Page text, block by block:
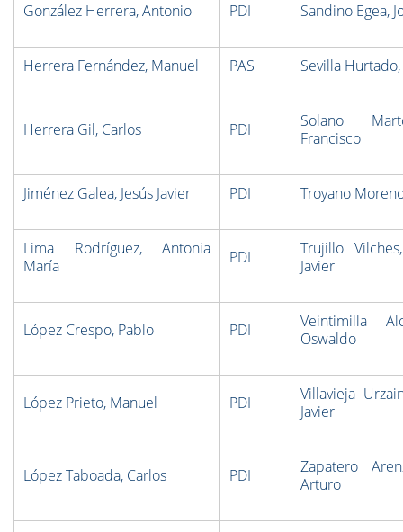
González Herrera, Antonio PDI Sandino Egea,
Herrera Fernández, Manuel PAS Sevilla
Herrera Gil, Carlos PDI
Solano
Francisco
Jiménez Galea, Jesús Javier PDI Troyano
Lima Rodríguez, Antonia
María
PDI
Trujillo
Javier
López Crespo, Pablo PDI
Veintimilla
Oswaldo
López Prieto, Manuel PDI
Villavieja
Javier
López Taboada, Carlos PDI
Zapatero
Arturo